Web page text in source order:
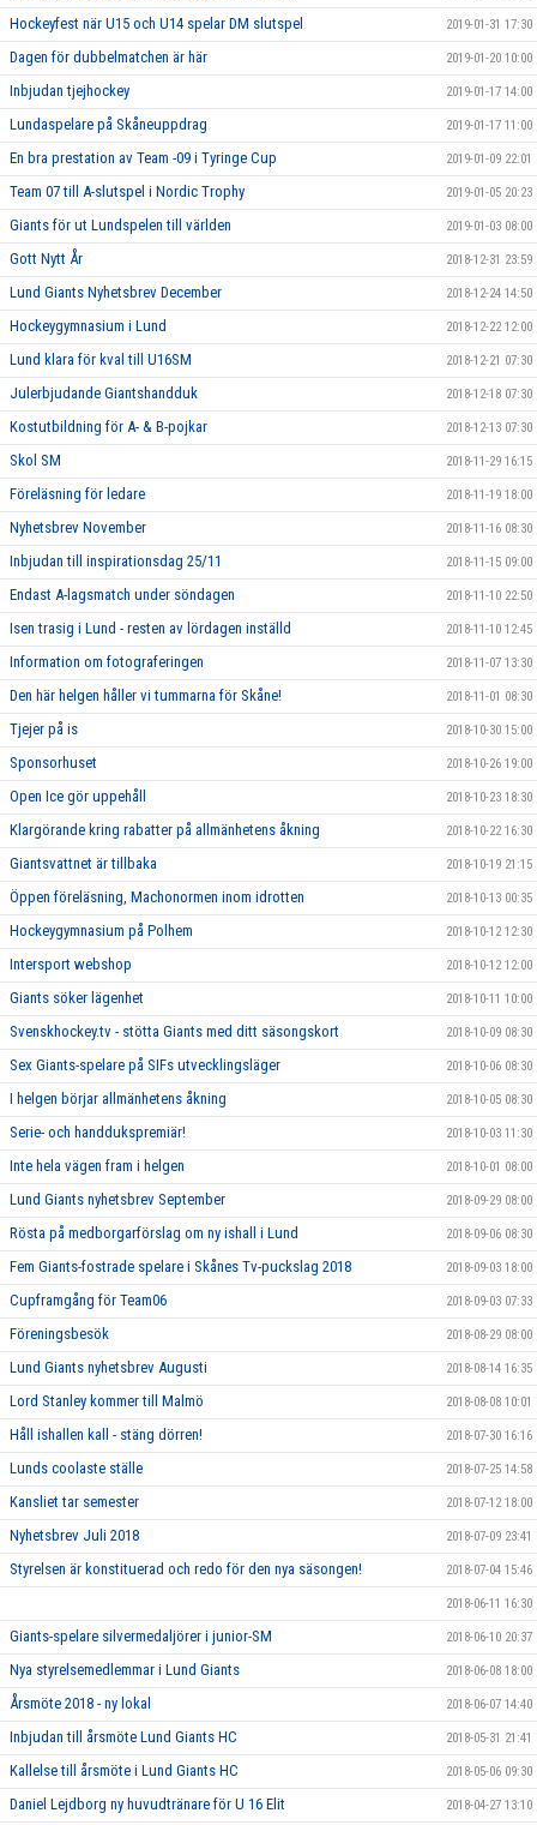
Hockeyfest när U15 och U14 spelar DM slutspel 2019-01-31 17:30
Dagen för dubbelmatchen är här 2019-01-20 10:00
Inbjudan tjejhockey 2019-01-17 14:00
Lundaspelare på Skåneuppdrag 2019-01-17 11:00
En bra prestation av Team -09 i Tyringe Cup 2019-01-09 22:01
Team 07 till A-slutspel i Nordic Trophy 2019-01-05 20:23
Giants för ut Lundspelen till världen 2019-01-03 08:00
Gott Nytt År 2018-12-31 23:59
Lund Giants Nyhetsbrev December 2018-12-24 14:50
Hockeygymnasium i Lund 2018-12-22 12:00
Lund klara för kval till U16SM 2018-12-21 07:30
Julerbjudande Giantshandduk 2018-12-18 07:30
Kostutbildning för A- & B-pojkar 2018-12-13 07:30
Skol SM 2018-11-29 16:15
Föreläsning för ledare 2018-11-19 18:00
Nyhetsbrev November 2018-11-16 08:30
Inbjudan till inspirationsdag 25/11 2018-11-15 09:00
Endast A-lagsmatch under söndagen 2018-11-10 22:50
Isen trasig i Lund - resten av lördagen inställd 2018-11-10 12:45
Information om fotograferingen 2018-11-07 13:30
Den här helgen håller vi tummarna för Skåne! 2018-11-01 08:30
Tjejer på is 2018-10-30 15:00
Sponsorhuset 2018-10-26 19:00
Open Ice gör uppehåll 2018-10-23 18:30
Klargörande kring rabatter på allmänhetens åkning 2018-10-22 16:30
Giantsvattnet är tillbaka 2018-10-19 21:15
Öppen föreläsning, Machonormen inom idrotten 2018-10-13 00:35
Hockeygymnasium på Polhem 2018-10-12 12:30
Intersport webshop 2018-10-12 12:00
Giants söker lägenhet 2018-10-11 10:00
Svenskhockey.tv - stötta Giants med ditt säsongskort 2018-10-09 08:30
Sex Giants-spelare på SIFs utvecklingsläger 2018-10-06 08:30
I helgen börjar allmänhetens åkning 2018-10-05 08:30
Serie- och handdukspremiär! 2018-10-03 11:30
Inte hela vägen fram i helgen 2018-10-01 08:00
Lund Giants nyhetsbrev September 2018-09-29 08:00
Rösta på medborgarförslag om ny ishall i Lund 2018-09-06 08:30
Fem Giants-fostrade spelare i Skånes Tv-puckslag 2018 2018-09-03 18:00
Cupframgång för Team06 2018-09-03 07:33
Föreningsbesök 2018-08-29 08:00
Lund Giants nyhetsbrev Augusti 2018-08-14 16:35
Lord Stanley kommer till Malmö 2018-08-08 10:01
Håll ishallen kall - stäng dörren! 2018-07-30 16:16
Lunds coolaste ställe 2018-07-25 14:58
Kansliet tar semester 2018-07-12 18:00
Nyhetsbrev Juli 2018 2018-07-09 23:41
Styrelsen är konstituerad och redo för den nya säsongen! 2018-07-04 15:46
2018-06-11 16:30
Giants-spelare silvermedaljörer i junior-SM 2018-06-10 20:37
Nya styrelsemedlemmar i Lund Giants 2018-06-08 18:00
Årsmöte 2018 - ny lokal 2018-06-07 14:40
Inbjudan till årsmöte Lund Giants HC 2018-05-31 21:41
Kallelse till årsmöte i Lund Giants HC 2018-05-06 09:30
Daniel Lejdborg ny huvudtränare för U 16 Elit 2018-04-27 13:10